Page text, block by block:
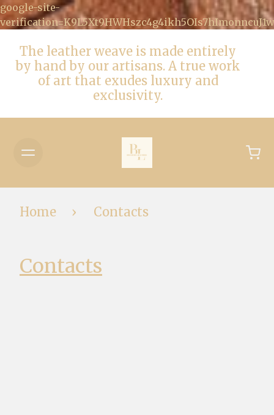
google-site-
The leather weave is made entirely
by hand by our artisans. A true work
of art that exudes luxury and
exclusivity.
Home Contacts
Contacts